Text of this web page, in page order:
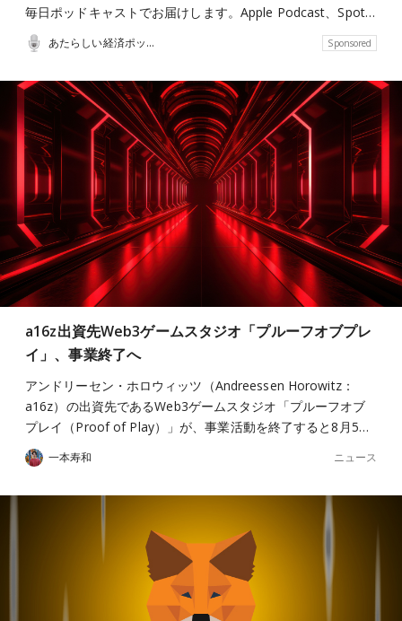
毎日ポッドキャストでお届けします。Apple Podcast、Spot…
あたらしい経済ポッドキャスト Sponsored
a16z出資先Web3ゲームスタジオ「プルーフオブプレ
イ」、事業終了へ
アンドリーセン・ホロウィッツ（Andreessen Horowitz：
a16z）の出資先であるWeb3ゲームスタジオ「プルーフオブ
プレイ（Proof of Play）」が、事業活動を終了すると8月5…
一本寿和 ニュース